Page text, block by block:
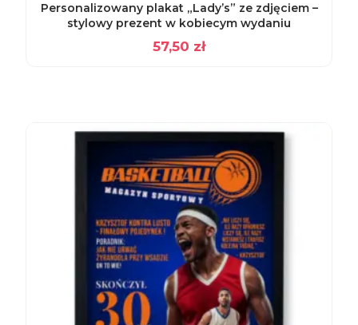
Personalizowany plakat „Lady’s” ze zdjęciem –
stylowy prezent w kobiecym wydaniu
57,50 zł